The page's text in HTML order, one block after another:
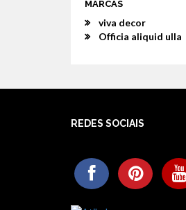
MARCAS
viva decor
Officia aliquid ulla
REDES SOCIAIS